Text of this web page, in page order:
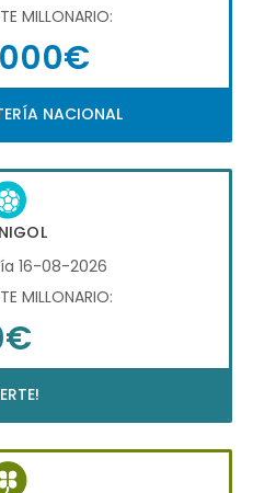
MILLONARIO:
NACIONAL
16-08-2026
MILLONARIO: